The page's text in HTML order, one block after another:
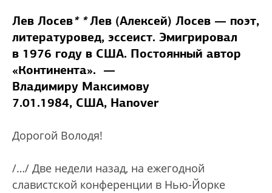
Лев Лосев* *Лев (Алексей) Лосев — поэт,
литературовед, эссеист. Эмигрировал
в 1976 году в США. Постоянный автор
«Континента». —
Владимиру Максимову
7.01.1984, США, Hanover
Дорогой Володя!
/…/ Две недели назад, на ежегодной
славистской конференции в Нью-Йорке